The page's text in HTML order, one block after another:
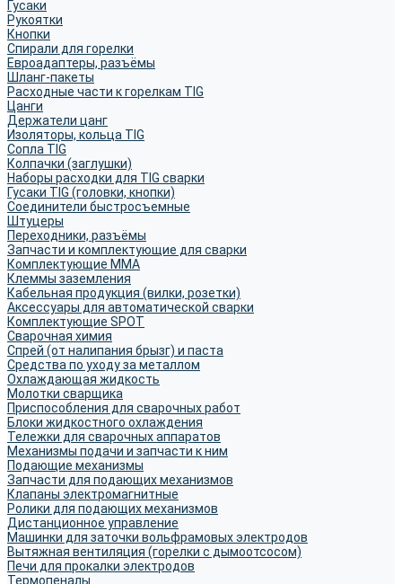
Гусаки
Рукоятки
Кнопки
Спирали для горелки
Евроадаптеры, разъёмы
Шланг-пакеты
Расходные части к горелкам TIG
Цанги
Держатели цанг
Изоляторы, кольца TIG
Сопла TIG
Колпачки (заглушки)
Наборы расходки для TIG сварки
Гусаки TIG (головки, кнопки)
Соединители быстросъемные
Штуцеры
Переходники, разъёмы
Запчасти и комплектующие для сварки
Комплектующие ММА
Клеммы заземления
Кабельная продукция (вилки, розетки)
Аксессуары для автоматической сварки
Комплектующие SPOT
Сварочная химия
Спрей (от налипания брызг) и паста
Средства по уходу за металлом
Охлаждающая жидкость
Молотки сварщика
Приспособления для сварочных работ
Блоки жидкостного охлаждения
Тележки для сварочных аппаратов
Механизмы подачи и запчасти к ним
Подающие механизмы
Запчасти для подающих механизмов
Клапаны электромагнитные
Ролики для подающих механизмов
Дистанционное управление
Машинки для заточки вольфрамовых электродов
Вытяжная вентиляция (горелки с дымоотсосом)
Печи для прокалки электродов
Термопеналы